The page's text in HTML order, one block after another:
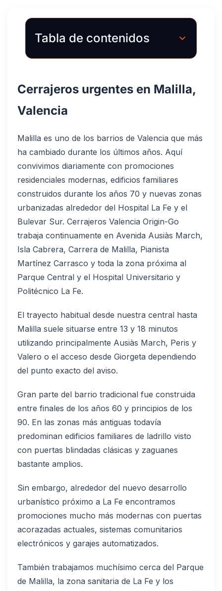
Tabla de contenidos
Cerrajeros urgentes en Malilla,
Valencia
Malilla es uno de los barrios de Valencia que más
ha cambiado durante los últimos años. Aquí
convivimos diariamente con promociones
residenciales modernas, edificios familiares
construidos durante los años 70 y nuevas zonas
urbanizadas alrededor del Hospital La Fe y el
Bulevar Sur. Cerrajeros Valencia Origin-Go
trabaja continuamente en Avenida Ausiàs March,
Isla Cabrera, Carrera de Malilla, Pianista
Martínez Carrasco y toda la zona próxima al
Parque Central y el Hospital Universitario y
Politécnico La Fe.
El trayecto habitual desde nuestra central hasta
Malilla suele situarse entre 13 y 18 minutos
utilizando principalmente Ausiàs March, Peris y
Valero o el acceso desde Giorgeta dependiendo
del punto exacto del aviso.
Gran parte del barrio tradicional fue construida
entre finales de los años 60 y principios de los
90. En las zonas más antiguas todavía
predominan edificios familiares de ladrillo visto
con puertas blindadas clásicas y zaguanes
bastante amplios.
Sin embargo, alrededor del nuevo desarrollo
urbanístico próximo a La Fe encontramos
promociones mucho más modernas con puertas
acorazadas actuales, sistemas comunitarios
electrónicos y garajes automatizados.
También trabajamos muchísimo cerca del Parque
de Malilla, la zona sanitaria de La Fe y los